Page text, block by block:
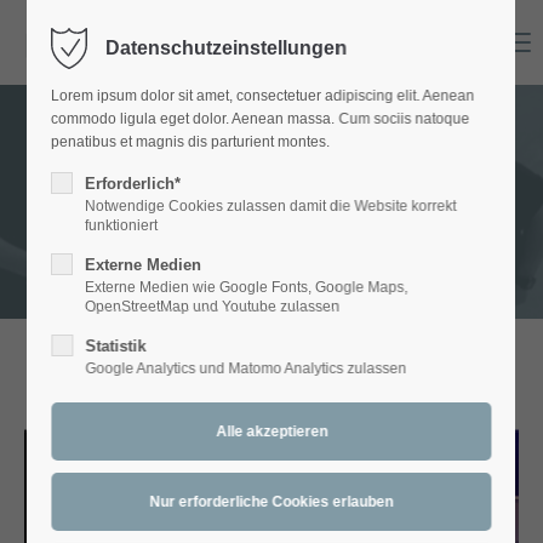
Login
Benutzername
Passwort
Anmelden
Support
Lorem ipsum dolor sit amet:
GALLERY - Bands
ARTETT
Datenschutzeinstellungen
Lorem ipsum dolor sit amet, consectetuer adipiscing elit. Aenean
commodo ligula eget dolor. Aenean massa. Cum sociis natoque
penatibus et magnis dis parturient montes.
Erforderlich*
Notwendige Cookies zulassen damit die Website korrekt
funktioniert
Externe Medien
Externe Medien wie Google Fonts, Google Maps,
OpenStreetMap und Youtube zulassen
Statistik
Google Analytics und Matomo Analytics zulassen